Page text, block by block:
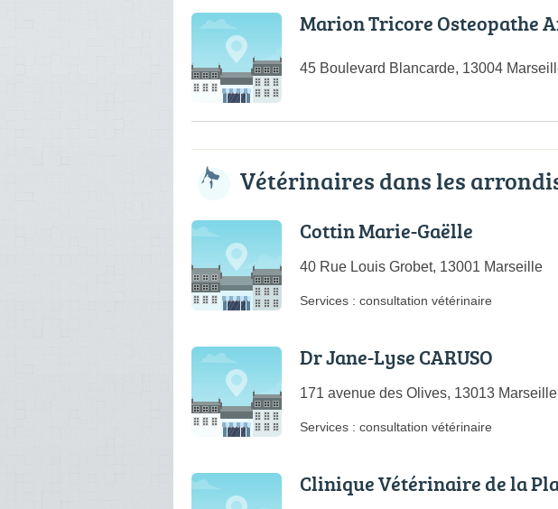
Marion Tricore Osteopathe
45 Boulevard Blancarde, 13004
Vétérinaires dans les
Cottin Marie-Gaëlle
40 Rue Louis Grobet, 13001 Marseille
Services : consultation vétérinaire
Dr Jane-Lyse CARUSO
171 avenue des Olives, 13013 Marseille
Services : consultation vétérinaire
Clinique Vétérinaire de la